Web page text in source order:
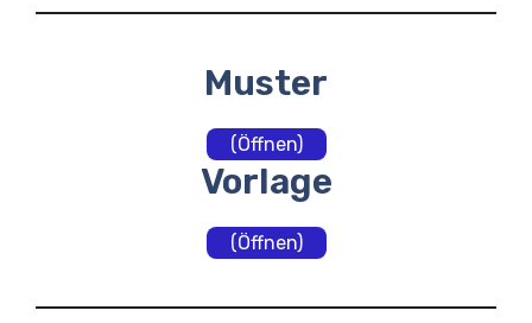
Muster
(Öffnen)
Vorlage
(Öffnen)